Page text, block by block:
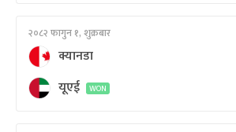
२०८२ फागुन १, शुक्रबार
क्यानडा
यूएई
WON